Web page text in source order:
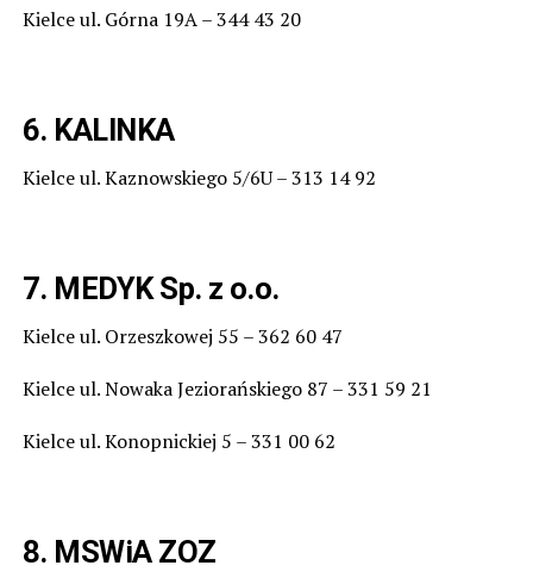
Kielce ul. Górna 19A – 344 43 20
6. KALINKA
Kielce ul. Kaznowskiego 5/6U – 313 14 92
7. MEDYK Sp. z o.o.
Kielce ul. Orzeszkowej 55 – 362 60 47
Kielce ul. Nowaka Jeziorańskiego 87 – 331 59 21
Kielce ul. Konopnickiej 5 – 331 00 62
8. MSWiA ZOZ